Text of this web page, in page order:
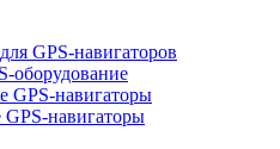
GPS-навигаторов
оборудование
GPS-навигаторы
навигаторы